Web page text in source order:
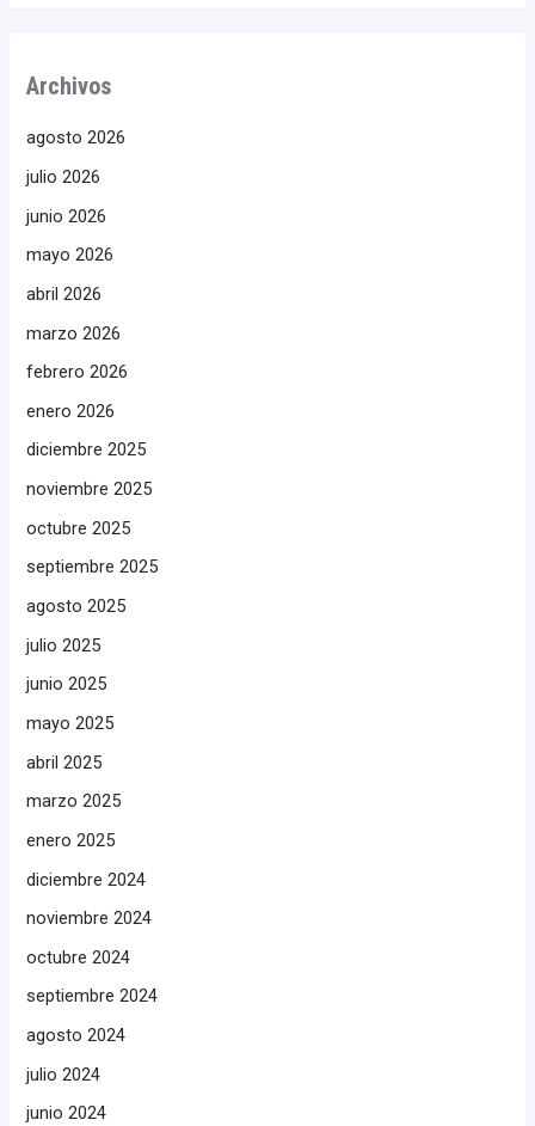
Archivos
agosto 2026
julio 2026
junio 2026
mayo 2026
abril 2026
marzo 2026
febrero 2026
enero 2026
diciembre 2025
noviembre 2025
octubre 2025
septiembre 2025
agosto 2025
julio 2025
junio 2025
mayo 2025
abril 2025
marzo 2025
enero 2025
diciembre 2024
noviembre 2024
octubre 2024
septiembre 2024
agosto 2024
julio 2024
junio 2024